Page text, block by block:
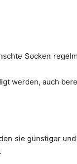
Socken
werden, auch
sie günstiger